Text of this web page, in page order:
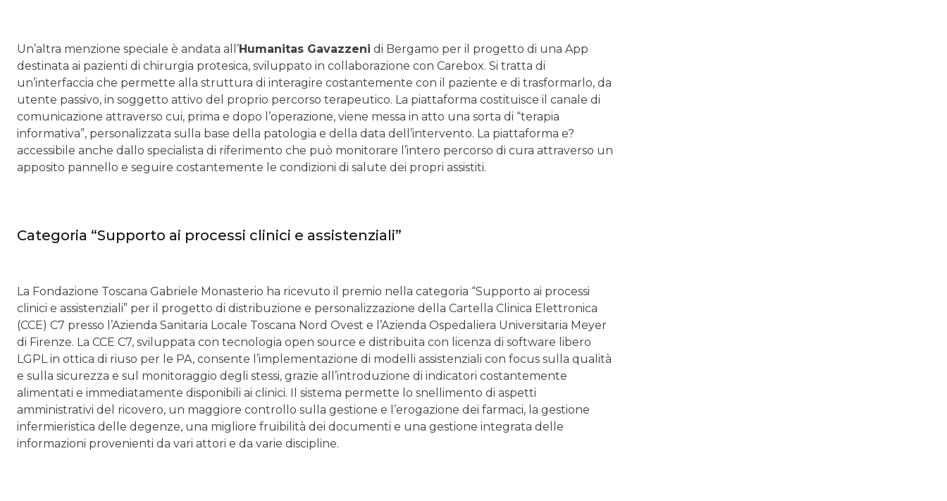
Un’altra menzione speciale è andata all’Humanitas Gavazzeni di Bergamo per il progetto di una App
destinata ai pazienti di chirurgia protesica, sviluppato in collaborazione con Carebox. Si tratta di
un’interfaccia che permette alla struttura di interagire costantemente con il paziente e di trasformarlo, da
utente passivo, in soggetto attivo del proprio percorso terapeutico. La piattaforma costituisce il canale di
comunicazione attraverso cui, prima e dopo l’operazione, viene messa in atto una sorta di “terapia
informativa”, personalizzata sulla base della patologia e della data dell’intervento. La piattaforma e?
accessibile anche dallo specialista di riferimento che può monitorare l’intero percorso di cura attraverso un
apposito pannello e seguire costantemente le condizioni di salute dei propri assistiti.
Categoria “Supporto ai processi clinici e assistenziali”
La Fondazione Toscana Gabriele Monasterio ha ricevuto il premio nella categoria “Supporto ai processi
clinici e assistenziali” per il progetto di distribuzione e personalizzazione della Cartella Clinica Elettronica
(CCE) C7 presso l’Azienda Sanitaria Locale Toscana Nord Ovest e l’Azienda Ospedaliera Universitaria Meyer
di Firenze. La CCE C7, sviluppata con tecnologia open source e distribuita con licenza di software libero
LGPL in ottica di riuso per le PA, consente l’implementazione di modelli assistenziali con focus sulla qualità
e sulla sicurezza e sul monitoraggio degli stessi, grazie all’introduzione di indicatori costantemente
alimentati e immediatamente disponibili ai clinici. Il sistema permette lo snellimento di aspetti
amministrativi del ricovero, un maggiore controllo sulla gestione e l’erogazione dei farmaci, la gestione
infermieristica delle degenze, una migliore fruibilità dei documenti e una gestione integrata delle
informazioni provenienti da vari attori e da varie discipline.